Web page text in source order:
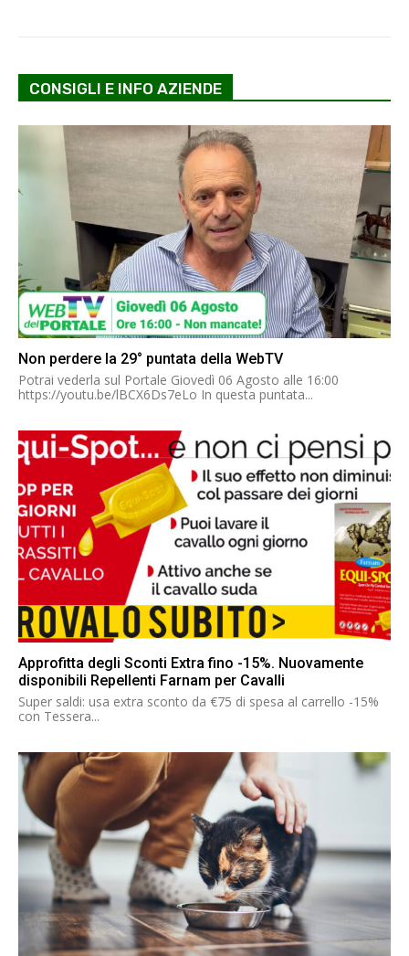
CONSIGLI E INFO AZIENDE
Non perdere la 29° puntata della WebTV
Potrai vederla sul Portale Giovedì 06 Agosto alle 16:00
https://youtu.be/lBCX6Ds7eLo In questa puntata...
Approfitta degli Sconti Extra fino -15%. Nuovamente
disponibili Repellenti Farnam per Cavalli
Super saldi: usa extra sconto da €75 di spesa al carrello -15%
con Tessera...